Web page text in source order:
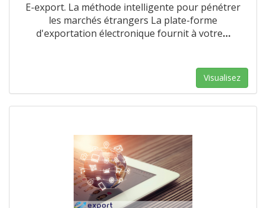
E-export. La méthode intelligente pour pénétrer
les marchés étrangers La plate-forme
d'exportation électronique fournit à votre…
Visualisez